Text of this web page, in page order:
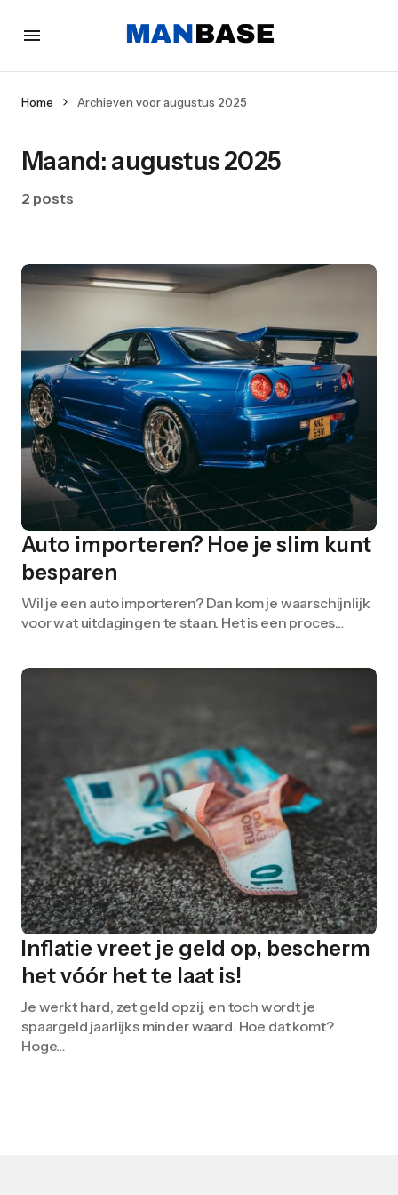
Home Archieven voor augustus 2025
Maand: augustus 2025
2 posts
Auto importeren? Hoe je slim kunt
besparen
Wil je een auto importeren? Dan kom je waarschijnlijk
voor wat uitdagingen te staan. Het is een proces…
Inflatie vreet je geld op, bescherm
het vóór het te laat is!
Je werkt hard, zet geld opzij, en toch wordt je
spaargeld jaarlijks minder waard. Hoe dat komt?
Hoge…